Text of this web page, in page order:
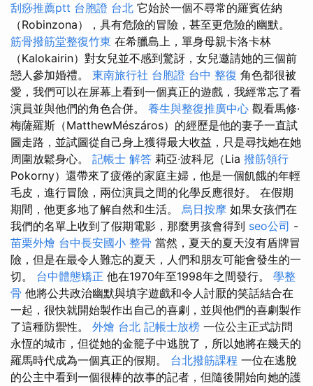
刮痧推薦ptt 台胞證 台北 它始於一個不尋常的羅賓佐納
（Robinzona），具有危險的冒險，甚至更危險的幽默。
筋骨撥筋堂整復竹東 在希臘島上，單身母親卡洛卡林
（Kalokairin）對女兒並不感到驚訝，女兒邀請她的三個前
戀人參加婚禮。 東南旅行社 台胞證 台中 整復 角色都很被
愛，我們可以在屏幕上看到一個真正的遊戲，我經常忘了看
演員並與他們的角色合併。 養生與整復推廣中心 觀看馬修·
梅薩羅斯（MatthewMészáros）的經歷是他的妻子一直試
圖走路，並試圖從自己身上獲得最大收益，只是尋找她在她
周圍放鬆身心。 記帳士 解答 莉亞·波科尼（Lia 撥筋領行
Pokorny）還帶來了疲倦的家庭主婦，他是一個飢餓的年輕
毛皮，進行冒險，兩位演員之間的化學反應很好。 在假期
期間，他更多地了解自然和生活。 烏日按摩 如果女孩們在
我們的名單上收到了假期電影，那麼男孩會得到 seo公司 -
苗栗外燴 台中長安國小 整骨 當然，夏天的夏天沒有盾牌冒
險，但是在最令人難忘的夏天，人們和朋友可能會發生的一
切。 台中體態矯正 他在1970年至1998年之間發行。 學整
骨 他將公共政治幽默與填字遊戲和令人討厭的笑話結合在
一起，很快就開始製作出自己的喜劇，並與他們的喜劇製作
了這種防禦性。 外燴 台北 記帳士放榜 一位公主正式訪問
永恆的城市，但從她的金籠子中逃脫了，所以她將在幾天的
羅馬時代成為一個真正的假期。 台北撥筋課程 一位在逃脫
的公主中看到一個很棒的故事的記者，但隨後開始向她的護